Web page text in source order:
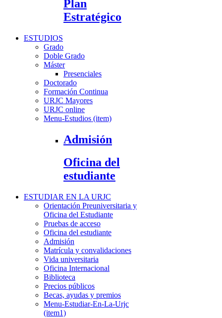
Plan
Estratégico
ESTUDIOS
Grado
Doble Grado
Máster
Presenciales
Doctorado
Formación Continua
URJC Mayores
URJC online
Menu-Estudios (item)
Admisión
Oficina del
estudiante
ESTUDIAR EN LA URJC
Orientación Preuniversitaria y
Oficina del Estudiante
Pruebas de acceso
Oficina del estudiante
Admisión
Matrícula y convalidaciones
Vida universitaria
Oficina Internacional
Biblioteca
Precios públicos
Becas, ayudas y premios
Menu-Estudiar-En-La-Urjc
(item1)